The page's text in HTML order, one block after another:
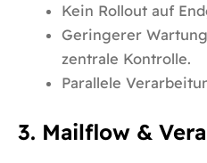
Kein Rollout auf
Geringerer
zentrale Kontrolle.
Parallele
3. Mailflow &